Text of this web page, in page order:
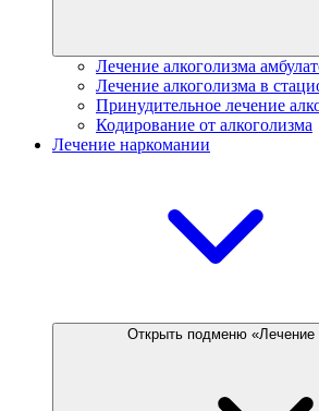
Лечение алкоголизма
Лечение алкоголизма в
Принудительное лечение
Кодирование от алкоголизма
Лечение наркомании
Открыть подменю «Лечение